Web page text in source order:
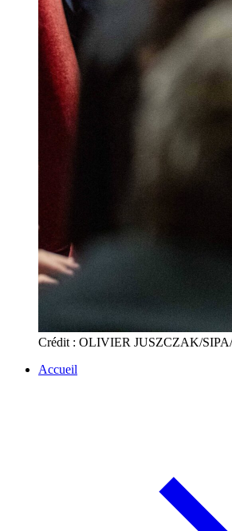
Crédit : OLIVIER JUSZCZAK/
Accueil